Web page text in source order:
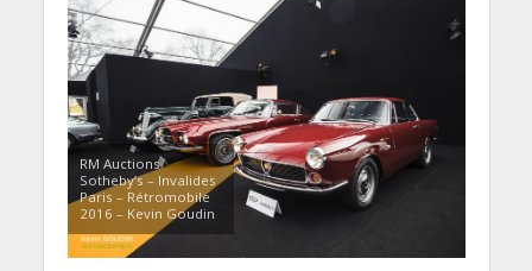
RM Auctions
Sotheby’s – Invalides
Paris – Rétromobile
2016 – Kevin Goudin